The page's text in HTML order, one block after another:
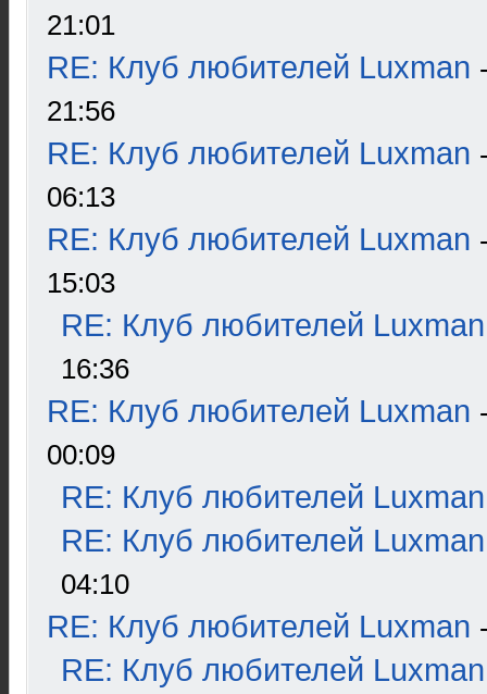
21:01
RE: Клуб любителей Luxman
21:56
RE: Клуб любителей Luxman
06:13
RE: Клуб любителей Luxman
15:03
RE: Клуб любителей Luxman
16:36
RE: Клуб любителей Luxman
00:09
RE: Клуб любителей Luxman
RE: Клуб любителей Luxman
04:10
RE: Клуб любителей Luxman
RE: Клуб любителей Luxman